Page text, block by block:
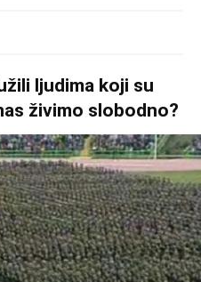
ljudima koji su
živimo slobodno?